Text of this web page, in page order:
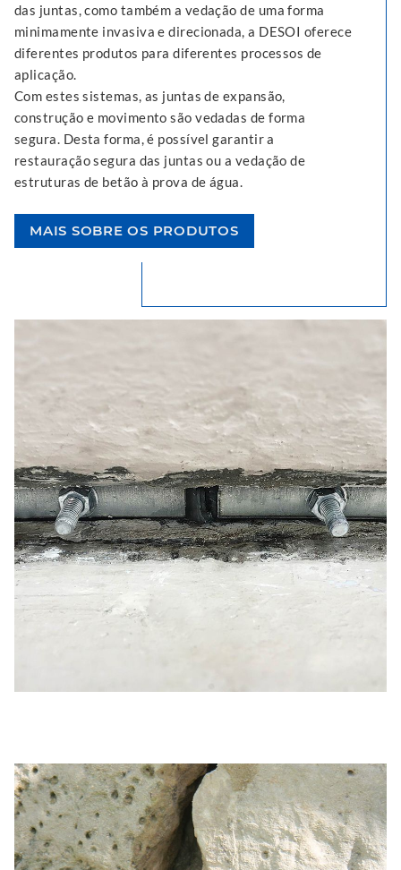
das juntas, como também a vedação de uma forma
minimamente invasiva e direcionada, a DESOI oferece
diferentes produtos para diferentes processos de
aplicação.
Com estes sistemas, as juntas de expansão,
construção e movimento são vedadas de forma
segura. Desta forma, é possível garantir a
restauração segura das juntas ou a vedação de
estruturas de betão à prova de água.
MAIS SOBRE OS PRODUTOS